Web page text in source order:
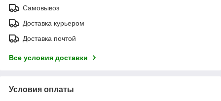
Самовывоз
Доставка курьером
Доставка почтой
Все условия доставки
Условия оплаты